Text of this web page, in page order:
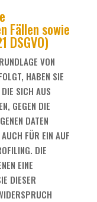
Fällen sowie
DSGVO)
VON
HABEN SIE
SICH AUS
GEGEN DIE
DATEN
FÜR EIN AUF
DIE
EINE
DIESER